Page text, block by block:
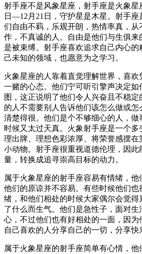
射手座不是风象星座，射手座是火象星
日—12月21日，守护星是木星。射手
们自由不羁，乐观开朗，热情率真，
作，不真诚的人。自由是他们与生俱
是被束缚。射手座喜欢追求自己内心的
己未知的领域，也愿意为之学习。
火象星座的人靠着直觉理解世界，喜
一赌的心态。他们宁可听引擎声决定如
图，这正说明了他们令人兴奋且不稳
的人不需要别人告诉他们该怎么做或怎
清楚得很。他们是个不够细心的人，
时候又太过天真。火象射手座是一个
理出牌、理想色彩浓厚、将荣誉感摆在
小动物。射手座很重视道德伦理，因此
量，转换成追寻崇高目标的动力。
属于火象星座的射手座容易有情绪，他
他们的原谅并不容易。有些时候他们也
绪，和他们相处的时候大家偶尔会觉得
了什么而生气。他们是急性子，面对
心，不过他们也有好相处的一面，因为
自己喜欢的人分享自己的一切，分享快
属于火象星座的射手座简单有心情，他